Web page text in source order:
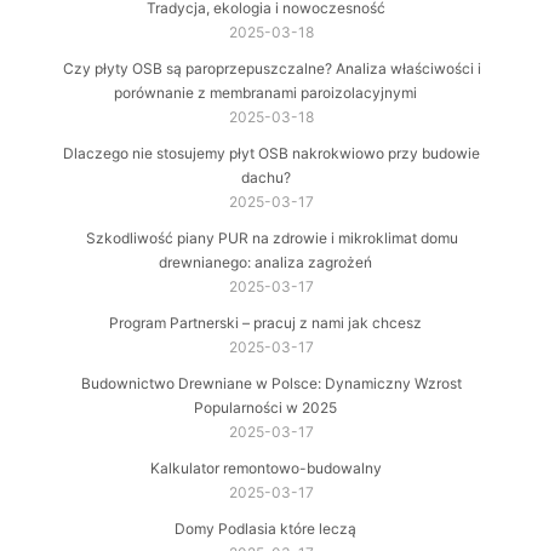
Tradycja, ekologia i nowoczesność
2025-03-18
Czy płyty OSB są paroprzepuszczalne? Analiza właściwości i
porównanie z membranami paroizolacyjnymi
2025-03-18
Dlaczego nie stosujemy płyt OSB nakrokwiowo przy budowie
dachu?
2025-03-17
Szkodliwość piany PUR na zdrowie i mikroklimat domu
drewnianego: analiza zagrożeń
2025-03-17
Program Partnerski – pracuj z nami jak chcesz
2025-03-17
Budownictwo Drewniane w Polsce: Dynamiczny Wzrost
Popularności w 2025
2025-03-17
Kalkulator remontowo-budowalny
2025-03-17
Domy Podlasia które leczą